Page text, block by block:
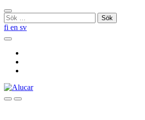
Skip
to
content
Stäng
sökningen
Sök
efter:
fi en sv
Sök
SökMenu